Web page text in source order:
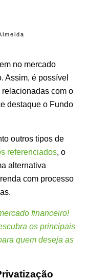
no mercado
Assim, é possível
com o
destaque o Fundo
outros tipos de
referenciados, o
alternativa
com processo
financeiro!
os principais
quem deseja as